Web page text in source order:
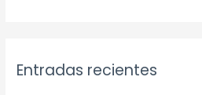
Entradas recientes